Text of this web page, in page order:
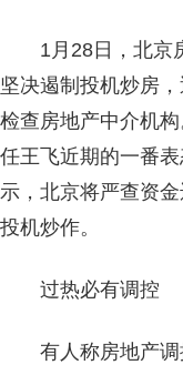
1月28日，北京
坚决遏制投机炒房
检查房地产中介机
任王飞近期的一番
示，北京将严查资
投机炒作。
过热必有调控
有人称房地产